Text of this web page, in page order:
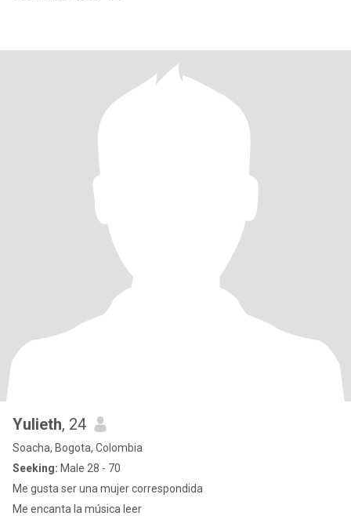
Yulieth, 24
Soacha, Bogota, Colombia
Seeking: Male 28 - 70
Me gusta ser una mujer correspondida
Me encanta la música leer